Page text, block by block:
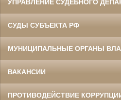
УПРАВЛЕНИЕ СУДЕБНОГО
СУДЫ СУБЪЕКТА РФ
МУНИЦИПАЛЬНЫЕ ОРГАНЫ
ВАКАНСИИ
ПРОТИВОДЕЙСТВИЕ